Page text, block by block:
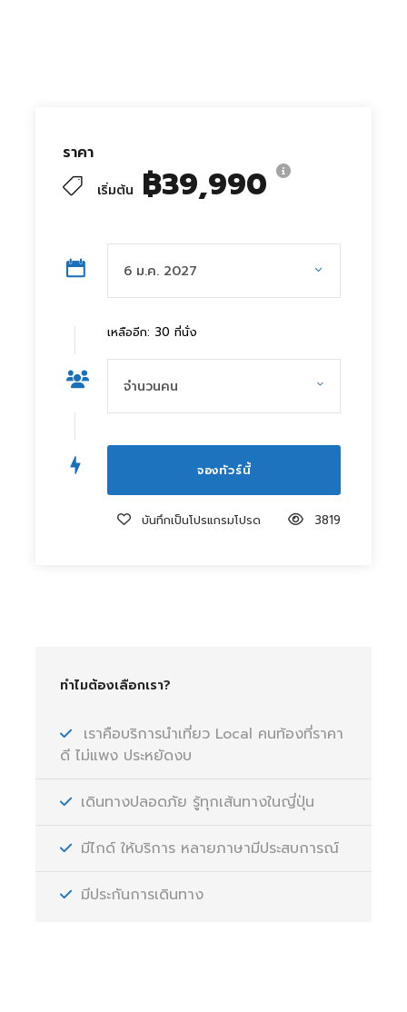
ราคา
เริ่มต้น ฿39,990
เหลืออีก: 30 ที่นั่ง
บันทึกเป็นโปรแกรมโปรด 3819
ทำไมต้องเลือกเรา?
เราคือบริการนำเที่ยว Local คนท้องที่ราคา
ดี ไม่แพง ประหยัดงบ
เดินทางปลอดภัย รู้ทุกเส้นทางในญี่ปุ่น
มีไกด์ ให้บริการ หลายภาษามีประสบการณ์
มีประกันการเดินทาง